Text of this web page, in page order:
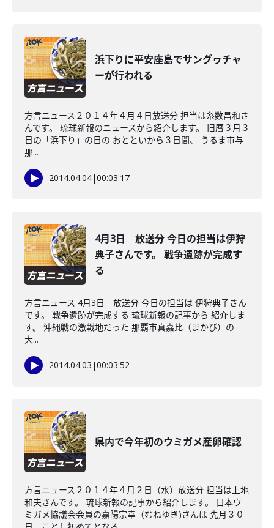
浜下りに平安座島でサングヮチャ
ーが行われる
方言ニュース２０１４年４月４日放送分 担当は糸数昌和さ
んです。 琉球新報のニュースから紹介します。 旧暦３月３
日の「浜下り」の日の おとといから３日間、 うるま市与
那...
2014.04.04|00:03:17
4月3日 放送分 今日の担当は伊狩
典子さんです。 戦争遺跡が完成す
る
方言ニュース 4月3日 放送分 今日の担当は 伊狩典子さん
です。 戦争遺跡が完成する 琉球新報の記事から 紹介しま
す。 沖縄戦の激戦地だった 那覇市真嘉比（まかび）の
大...
2014.04.03 |00:03:52
県内で今年初のウミガメ産卵確認
方言ニュース２０１４年４月２日（水）放送分 担当は上地
和夫さんです。 琉球新報の記事から紹介します。 日本ウ
ミガメ協議会会員の嘉陽宗幸（むねゆき)さんは 先月３０